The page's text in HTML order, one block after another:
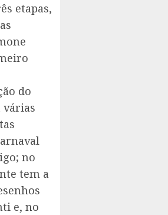
etapas,
do
várias
no
tem a
e, no